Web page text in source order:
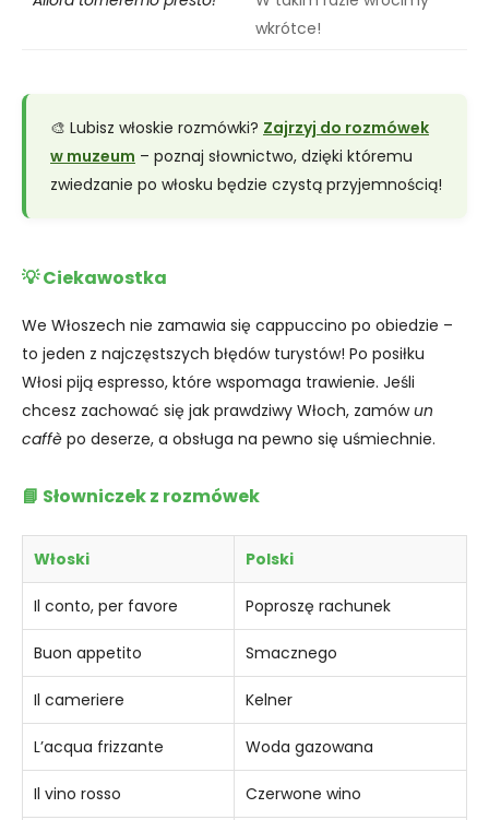
wkrótce!
🎨 Lubisz włoskie rozmówki? Zajrzyj do rozmówek
w muzeum – poznaj słownictwo, dzięki któremu
zwiedzanie po włosku będzie czystą przyjemnością!
💡 Ciekawostka
We Włoszech nie zamawia się cappuccino po obiedzie –
to jeden z najczęstszych błędów turystów! Po posiłku
Włosi piją espresso, które wspomaga trawienie. Jeśli
chcesz zachować się jak prawdziwy Włoch, zamówun
caffè po deserze, a obsługa na pewno się uśmiechnie.
📘 Słowniczek z rozmówek
Włoski Polski
Il conto, per favore Poproszę rachunek
Buon appetito Smacznego
Il cameriere Kelner
L’acqua frizzante Woda gazowana
Il vino rosso Czerwone wino